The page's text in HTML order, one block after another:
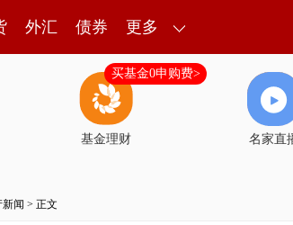
外汇 债券 更多
基金理财
买基金0申购费>
名家直
新闻 > 正文